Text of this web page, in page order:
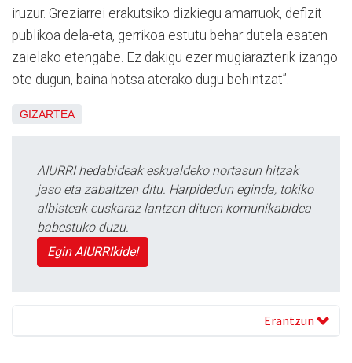
iruzur. Greziarrei erakutsiko dizkiegu amarruok, defizit
publikoa dela-eta, gerrikoa estutu behar dutela esaten
zaielako etengabe. Ez dakigu ezer mugiarazterik izango
ote dugun, baina hotsa aterako dugu behintzat”.
GIZARTEA
AIURRI hedabideak eskualdeko nortasun hitzak
jaso eta zabaltzen ditu. Harpidedun eginda, tokiko
albisteak euskaraz lantzen dituen komunikabidea
babestuko duzu.
Egin AIURRIkide!
Erantzun